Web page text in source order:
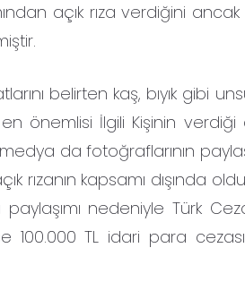
açık rıza verdiğini ancak
belirten kaş, bıyık gibi
önemlisi İlgili Kişinin verdiği
da fotoğraflarının
rızanın kapsamı dışında
paylaşımı nedeniyle Türk
100.000 TL idari para